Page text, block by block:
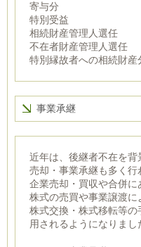
寄与分
特別受益
相続財産管理人選任
不在者財産管理人選任
特別縁故者への相続財産
事業承継
近年は、後継者不在を
売却・事業承継も多く行
企業売却・買収や合併に
株式の売買や事業譲渡
株式交換・株式移転等の
用されるようになりまし